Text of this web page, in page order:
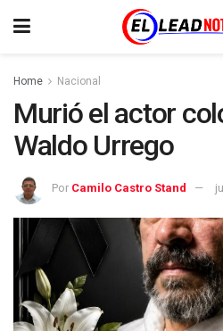
Home Nacional
Murió el actor
Waldo Urrego
Por Camilo Castro Stand